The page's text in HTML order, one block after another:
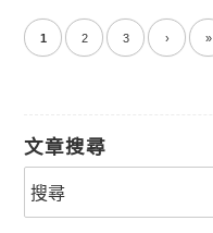
1 2 3 › »
文章搜尋